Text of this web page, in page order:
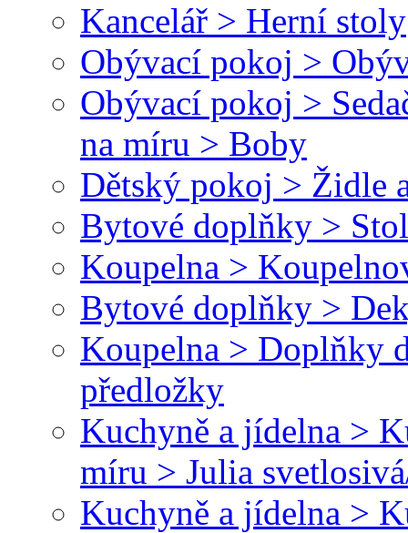
Kancelář > Herní stoly
Obývací pokoj >
Obývací pokoj >
na míru > Boby
Dětský pokoj > Židle
Bytové doplňky >
Koupelna >
Bytové doplňky >
Koupelna > Doplňky
předložky
Kuchyně a jídelna >
míru > Julia
Kuchyně a jídelna >